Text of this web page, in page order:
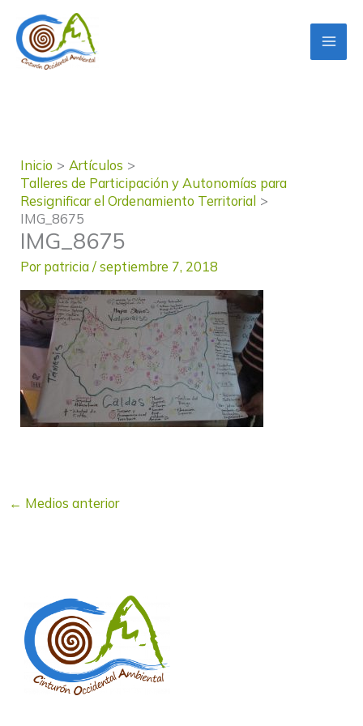
contenido
Inicio
Artículos
Talleres de Participación y Autonomías para
Resignificar el Ordenamiento Territorial
IMG_8675
IMG_8675
Por patricia/septiembre 7, 2018
← Medios anterior